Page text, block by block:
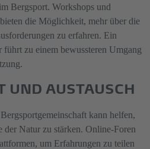
Bergsport. Workshops und
die Möglichkeit, mehr über die
zu erfahren. Ein
führt zu einem bewussteren Umgang
UND AUSTAUSCH
kann helfen,
der Natur zu stärken. Online-Foren
um Erfahrungen zu teilen